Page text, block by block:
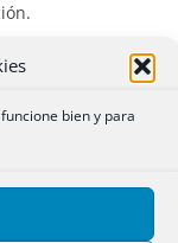
bien y para
las ideas
Internacional
el hecho de que
varias meses